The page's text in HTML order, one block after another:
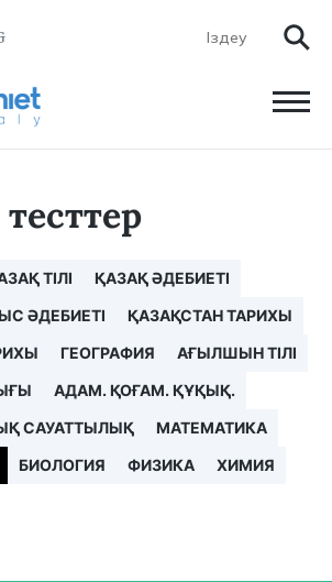
ТІЛІ
ҚАЗАҚ ӘДЕБИЕТІ
ӘДЕБИЕТІ
ҚАЗАҚСТАН ТАРИХЫ
ГЕОГРАФИЯ
АҒЫЛШЫН ТІЛІ
АДАМ. ҚОҒАМ. ҚҰҚЫҚ.
САУАТТЫЛЫҚ
МАТЕМАТИКА
БИОЛОГИЯ ФИЗИКА ХИМИЯ